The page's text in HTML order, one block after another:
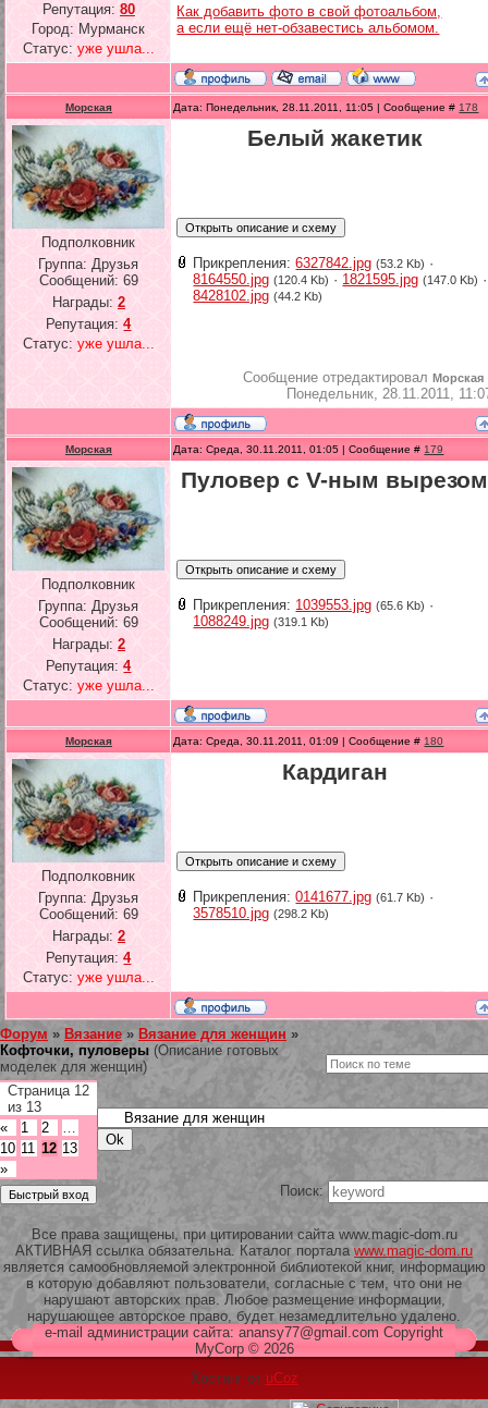
Репутация: 80
Город: Мурманск
Статус: уже ушла...
Как добавить фото в свой фотоальбом,
а если ещё нет-обзавестись альбомом.
Морская Дата: Понедельник, 28.11.2011, 11:05 | Сообщение # 178
Подполковник
Группа: Друзья
Сообщений: 69
Награды: 2
Репутация:4
Статус: уже ушла...
Белый жакетик
Прикрепления:6327842.jpg (53.2 Kb) ·
8164550.jpg (120.4 Kb) · 1821595.jpg (147.0 Kb) ·
8428102.jpg (44.2 Kb)
Сообщение отредактировалМорская
Понедельник, 28.11.2011,
Морская Дата: Среда, 30.11.2011, 01:05 | Сообщение # 179
Подполковник
Группа: Друзья
Сообщений: 69
Награды: 2
Репутация:4
Статус: уже ушла...
Пуловер с V-ным вырезом
Прикрепления: 1039553.jpg (65.6 Kb) ·
1088249.jpg (319.1 Kb)
Морская Дата: Среда, 30.11.2011, 01:09 | Сообщение # 180
Подполковник
Группа: Друзья
Сообщений: 69
Награды: 2
Репутация:4
Статус: уже ушла...
Кардиган
Прикрепления:0141677.jpg (61.7 Kb) ·
3578510.jpg (298.2 Kb)
Форум » Вязание » Вязание для женщин »
Кофточки, пуловеры (Описание готовых
моделек для женщин)
Страница 12
из 13
«
1 2
…
10 11 12 13
»
Поиск:
Все права защищены, при цитировании сайта www.magic-dom.ru
АКТИВНАЯ ссылка обязательна. Каталог портала www.magic-dom.ru
является самообновляемой электронной библиотекой книг, информацию
в которую добавляют пользователи, согласные с тем, что они не
нарушают авторских прав. Любое размещение информации,
нарушающее авторское право, будет незамедлительно удалено.
e-mail администрации сайта: anansy77@gmail.com Copyright
MyCorp © 2026
Хостинг от uCoz